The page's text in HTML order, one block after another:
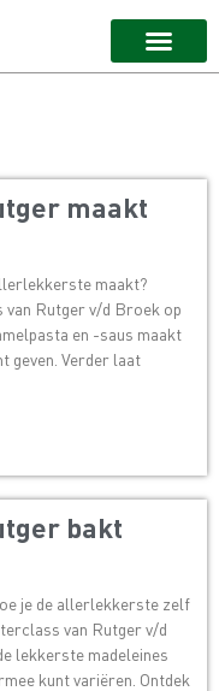
maakt
maakt?
van Rutger v/d Broek op
en -saus maakt
geven. Verder laat
bakt
je de allerlekkerste zelf
van Rutger v/d
lekkerste madeleines
kunt variëren. Ontdek